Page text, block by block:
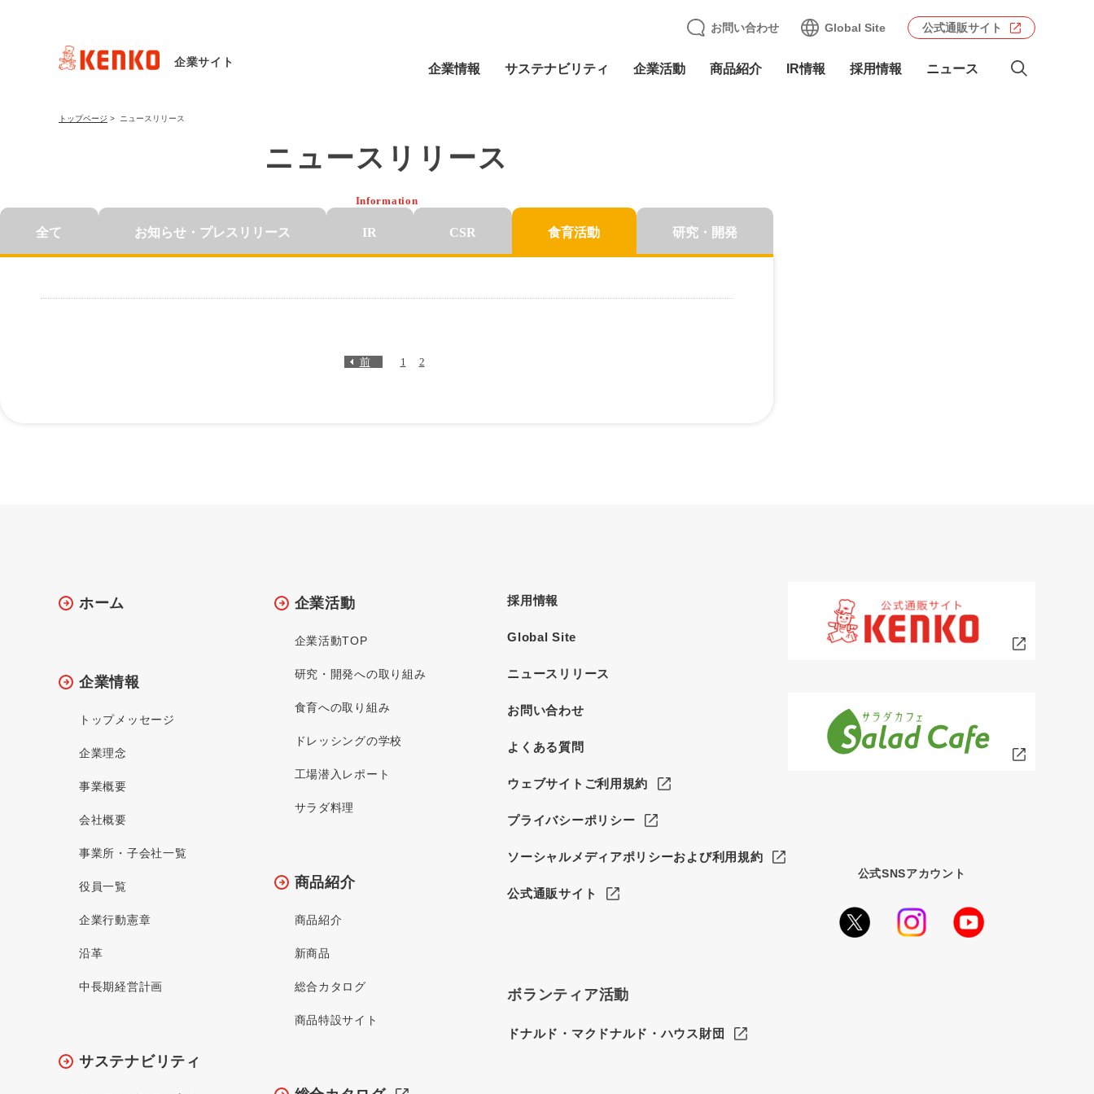
企業サイト 企業情報 サステナビリティ 企業活動 商品紹介 IR情報 採用情報 ニュース
お問い合わせ Global Site 公式通販サイト
トップページ > ニュースリリース
ニュースリリース
Information
全て お知らせ・ プレスリリース IR CSR 食育活動 研究・開発
前 1 2
ホーム
企業情報
トップメッセージ
企業理念
事業概要
会社概要
事業所・子会社一覧
役員一覧
企業行動憲章
沿革
中長期経営計画
サステナビリティ
企業活動
企業活動TOP
研究・開発への取り組み
食育への取り組み
ドレッシングの学校
工場潜入レポート
サラダ料理
商品紹介
商品紹介
新商品
総合カタログ
商品特設サイト
採用情報
Global Site
ニュースリリース
お問い合わせ
よくある質問
ウェブサイトご利用規約
プライバシーポリシー
ソーシャルメディアポリシーおよび利用規約
公式通販サイト
ボランティア活動
ドナルド・マクドナルド・ハウス財団
公式SNSアカウント